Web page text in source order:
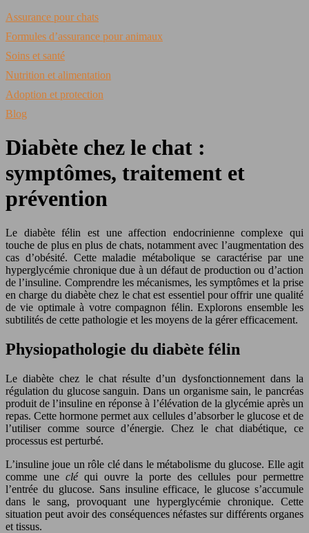
Assurance pour chats
Formules d’assurance pour animaux
Soins et santé
Nutrition et alimentation
Adoption et protection
Blog
Diabète chez le chat :
symptômes, traitement et
prévention
Le diabète félin est une affection endocrinienne complexe qui
touche de plus en plus de chats, notamment avec l’augmentation des
cas d’obésité. Cette maladie métabolique se caractérise par une
hyperglycémie chronique due à un défaut de production ou d’action
de l’insuline. Comprendre les mécanismes, les symptômes et la prise
en charge du diabète chez le chat est essentiel pour offrir une qualité
de vie optimale à votre compagnon félin. Explorons ensemble les
subtilités de cette pathologie et les moyens de la gérer efficacement.
Physiopathologie du diabète félin
Le diabète chez le chat résulte d’un dysfonctionnement dans la
régulation du glucose sanguin. Dans un organisme sain, le pancréas
produit de l’insuline en réponse à l’élévation de la glycémie après un
repas. Cette hormone permet aux cellules d’absorber le glucose et de
l’utiliser comme source d’énergie. Chez le chat diabétique, ce
processus est perturbé.
L’insuline joue un rôle clé dans le métabolisme du glucose. Elle agit
comme une clé qui ouvre la porte des cellules pour permettre
l’entrée du glucose. Sans insuline efficace, le glucose s’accumule
dans le sang, provoquant une hyperglycémie chronique. Cette
situation peut avoir des conséquences néfastes sur différents organes
et tissus.